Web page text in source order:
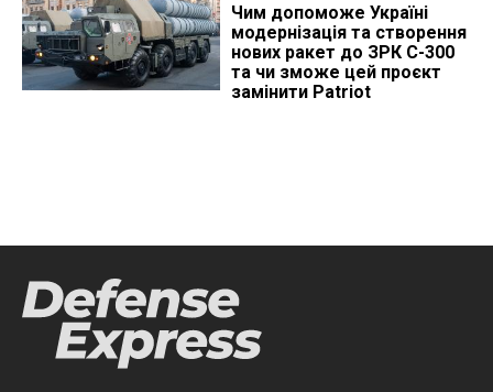
Чим допоможе Україні
модернізація та створення
нових ракет до ЗРК С-300
та чи зможе цей проєкт
замінити Patriot